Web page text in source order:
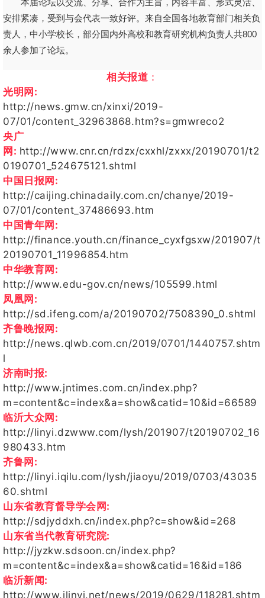
安排紧凑，受到与会代表一致好评。来自全国各地教育部门相关负
责人，中小学校长，部分国内外高校和教育研究机构负责人共800
余人参加了论坛。
相关报道 ：
光明网:
http://news.gmw.cn/xinxi/2019-
07/01/content_32963868.htm?s=gmwreco2
央广
网: http://www.cnr.cn/rdzx/cxxhl/zxxx/20190701/t2
0190701_524675121.shtml
中国日报网:
http://caijing.chinadaily.com.cn/chanye/2019-
07/01/content_37486693.htm
中国青年网:
http://finance.youth.cn/finance_cyxfgsxw/201907/t
20190701_11996854.htm
中华教育网:
http://www.edu-gov.cn/news/105599.html
凤凰网:
http://sd.ifeng.com/a/20190702/7508390_0.shtml
齐鲁晚报网:
http://news.qlwb.com.cn/2019/0701/1440757.shtm
l
济南时报:
http://www.jntimes.com.cn/index.php?
m=content&c=index&a=show&catid=10&id=66589
临沂大众网:
http://linyi.dzwww.com/lysh/201907/t20190702_16
980433.htm
齐鲁网:
http://linyi.iqilu.com/lysh/jiaoyu/2019/0703/43035
60.shtml
山东省教育督导学会网:
http://sdjyddxh.cn/index.php?c=show&id=268
山东省当代教育研究院:
http://jyzkw.sdsoon.cn/index.php?
m=content&c=index&a=show&catid=16&id=186
临沂新闻:
http://www.ilinyi.net/news/2019/0629/118281.shtm